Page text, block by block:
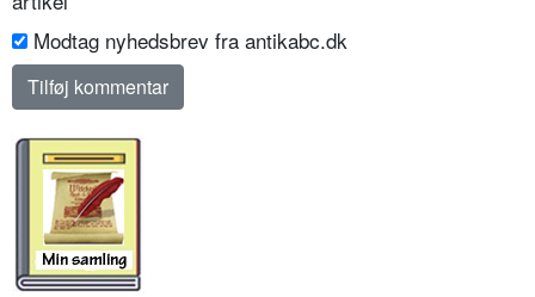
Modtag nyhedsbrev fra antikabc.dk